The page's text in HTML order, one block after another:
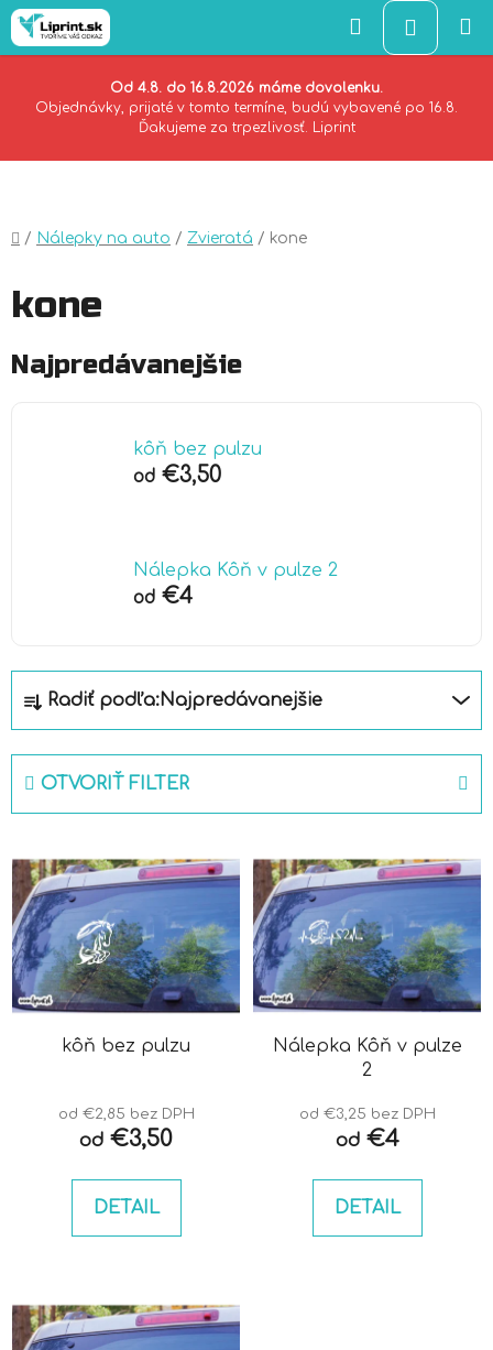
Od 4.8. do 16.8.2026 máme dovolenku.
Objednávky, prijaté v tomto termíne, budú vybavené po 16.8.
Ďakujeme za trpezlivosť. Liprint
Hľadať
KOŠÍK
Domov
/ Nálepky na auto / Zvieratá / kone
kone
Najpredávanejšie
kôň bez pulzu
od €3,50
Nálepka Kôň v pulze 2
od €4
a
d
n
e
p
r
o
d
u
Radiť podľa:Najpredávanejšie
OTVORIŤ FILTER
V
ý
p
i
s
p
r
kôň bez pulzu
od €2,85 bez DPH
od €3,50
DETAIL
Nálepka Kôň v pulze
2
od €3,25 bez DPH
od€4
DETAIL